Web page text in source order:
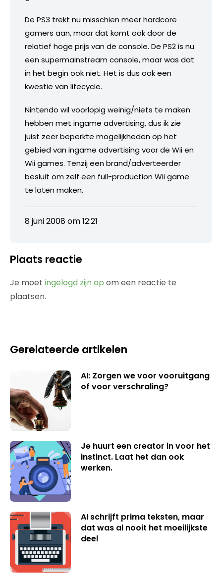
De PS3 trekt nu misschien meer hardcore
gamers aan, maar dat komt ook door de
relatief hoge prijs van de console. De PS2 is nu
een supermainstream console, maar was dat
in het begin ook niet. Het is dus ook een
kwestie van lifecycle.
Nintendo wil voorlopig weinig/niets te maken
hebben met ingame advertising, dus ik zie
juist zeer beperkte mogelijkheden op het
gebied van ingame advertising voor de Wii en
Wii games. Tenzij een brand/adverteerder
besluit om zelf een full-production Wii game
te laten maken.
8 juni 2008 om 12:21
Plaats reactie
Je moet ingelogd zijn op om een reactie te
plaatsen.
Gerelateerde artikelen
AI: Zorgen we voor vooruitgang
of voor verschraling?
Je huurt een creator in voor het
instinct. Laat het dan ook
werken.
AI schrijft prima teksten, maar
dat was al nooit het moeilijkste
deel